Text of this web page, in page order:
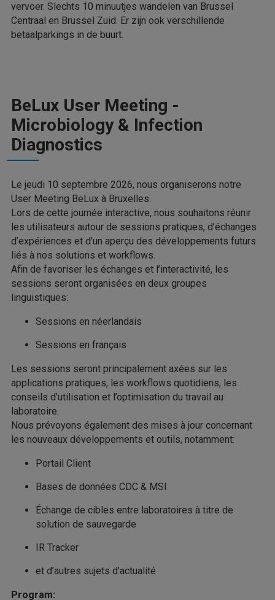
vervoer. Slechts 10 minuutjes wandelen van Brussel
Centraal en Brussel Zuid. Er zijn ook verschillende
betaalparkings in de buurt.
BeLux User Meeting -
Microbiology & Infection
Diagnostics
Le jeudi 10 septembre 2026, nous organiserons notre
User Meeting BeLux à Bruxelles.
Lors de cette journée interactive, nous souhaitons réunir
les utilisateurs autour de sessions pratiques, d’échanges
d’expériences et d’un aperçu des développements futurs
liés à nos solutions et workflows.
Afin de favoriser les échanges et l’interactivité, les
sessions seront organisées en deux groupes
linguistiques:
Sessions en néerlandais
Sessions en français
Les sessions seront principalement axées sur les
applications pratiques, les workflows quotidiens, les
conseils d’utilisation et l’optimisation du travail au
laboratoire.
Nous prévoyons également des mises à jour concernant
les nouveaux développements et outils, notamment:
Portail Client
Bases de données CDC & MSI
Échange de cibles entre laboratoires à titre de
solution de sauvegarde
IR Tracker
et d’autres sujets d’actualité
Program: